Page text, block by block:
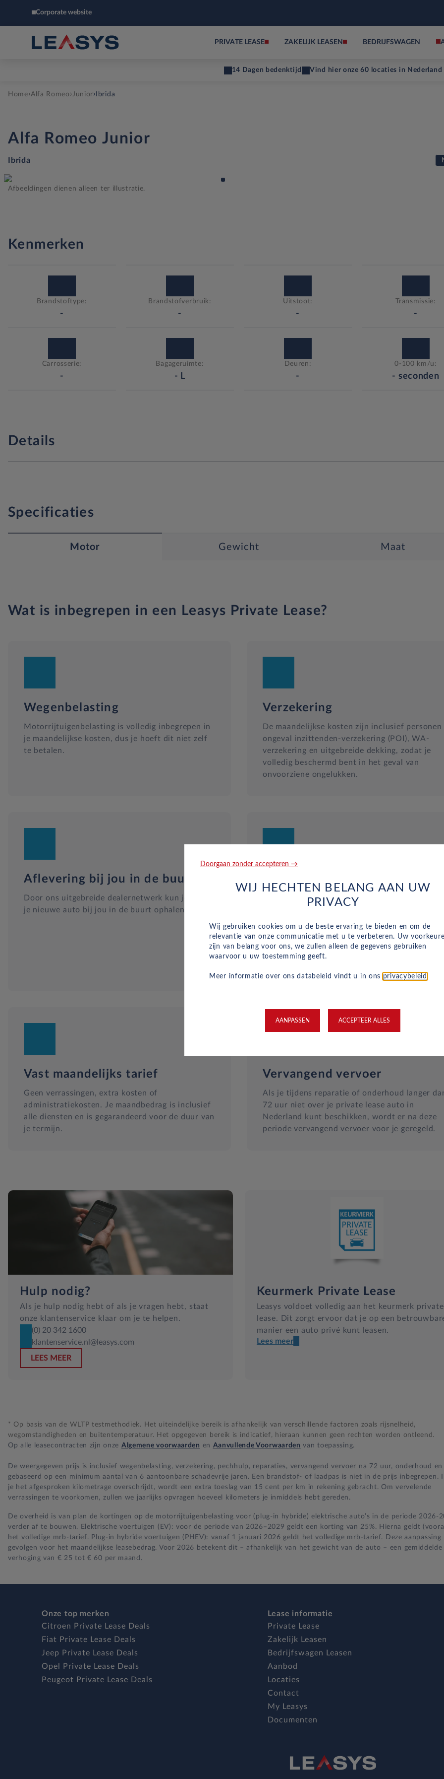
Corporate website
PRIVATE LEASE ZAKELIJK LEASEN BEDRIJFSWAGEN
14 Dagen bedenktijd Vind hier onze 60 locaties in Nederland
Home›Alfa Romeo ›Junior› Ibrida
Alfa Romeo Junior
Ibrida
Afbeeldingen dienen alleen ter illustratie.
Kenmerken
Brandstoftype:
-
Brandstofverbruik:
-
Uitstoot:
-
Transmissie:
-
Carrosserie:
-
Bagageruimte:
- L
Deuren:
-
0-100 km/u:
- seconden
Details
Specificaties
Motor Gewicht Maat
Wat is inbegrepen in een Leasys Private Lease?
Wegenbelasting
Motorrijtuigenbelasting is volledig inbegrepen in
je maandelijkse kosten, dus je hoeft dit niet zelf
te betalen.
Verzekering
De maandelijkse kosten zijn inclusief personen
ongeval inzittenden-verzekering (POI), WA-
verzekering en uitgebreide dekking, zodat je
volledig beschermd bent in het geval van
onvoorziene ongelukken.
Aflevering bij jou in de buurt
Door ons uitgebreide dealernetwerk kun je altijd
je nieuwe auto bij jou in de buurt ophalen.
Naast het reguliere onderhoud, zijn kleine
inbegrepen in je maandelijkse kosten en wordt
dit geregeld met een garage bij jou in de buurt.
Hulp bij pech en technische problemen met je
auto zijn gewoon inbegrepen in je maandelijkse
Vast maandelijks tarief
Geen verrassingen, extra kosten of
administratiekosten. Je maandbedrag is inclusief
alle diensten en is gegarandeerd voor de duur van
je termijn.
Vervangend vervoer
Als je tijdens reparatie of onderhoud langer
72 uur niet over je private lease auto in
Nederland kunt beschikken, wordt er na deze
periode vervangend vervoer voor je geregeld.
Hulp nodig?
Als je hulp nodig hebt of als je vragen hebt, staat
onze klantenservice klaar om je te helpen.
(0) 20 342 1600
klantenservice.nl@leasys.com
LEES MEER
Keurmerk Private Lease
Leasys voldoet volledig aan het keurmerk private
lease. Dit zorgt ervoor dat je op een
manier een auto privé kunt leasen.
Een transparant contract
BB 14 dagen bedenktijd
Lees meer
* Op basis van de WLTP testmethodiek. Het uiteindelijke bereik is afhankelijk van verschillende factoren zoals rijsnelheid,
wegomstandigheden en buitentemperatuur. Het opgegeven bereik is indicatief, hieraan kunnen geen rechten worden ontleend.
Op alle leasecontracten zijn onze Algemene voorwaarden en Aanvullende Voorwaarden van toepassing.
De weergegeven prijs is inclusief wegenbelasting, verzekering, pechhulp, reparaties, vervangend vervoer na 72 uur, onderhoud en
gebaseerd op een minimum aantal van 6 aantoonbare schadevrije jaren. Een brandstof- of laadpas is niet in de prijs inbegrepen.
je het afgesproken kilometrage overschrijdt, wordt een extra toeslag van 15 cent per km in rekening gebracht. Om vervelende
verrassingen te voorkomen, zullen we jaarlijks opvragen hoeveel kilometers je inmiddels hebt gereden.
De overheid is van plan de kortingen op de motorrijtuigenbelasting voor (plug-in hybride) elektrische auto’s in de periode 2026-
verder af te bouwen. Elektrische voertuigen (EV): voor de periode van 2026–2029 geldt een korting van 25%. Hierna geldt
het volledige mrb-tarief. Plug-in hybride voertuigen (PHEV): vanaf 1 januari 2026 geldt het volledige mrb-tarief. Deze aanpassing
gevolgen voor het maandelijkse leasebedrag. Voor 2026 betekent dit – afhankelijk van het gewicht van de auto – een gemiddelde
verhoging van € 25 tot € 60 per maand.
Onze top merken
Citroen Private Lease Deals
Fiat Private Lease Deals
Jeep Private Lease Deals
Opel Private Lease Deals
Peugeot Private Lease Deals
Lease informatie
Private Lease
Zakelijk Leasen
Bedrijfswagen Leasen
Aanbod
Locaties
Contact
My Leasys
Documenten
Doorgaan zonder accepteren →
WIJ HECHTEN BELANG AAN UW
PRIVACY
Wij gebruiken cookies om u de beste ervaring te bieden en om de
relevantie van onze communicatie met u te verbeteren. Uw
zijn van belang voor ons, we zullen alleen de gegevens gebruiken
waarvoor u uw toestemming geeft.
Meer informatie over ons databeleid vindt u in ons privacybeleid
AANPASSEN ACCEPTEER ALLES